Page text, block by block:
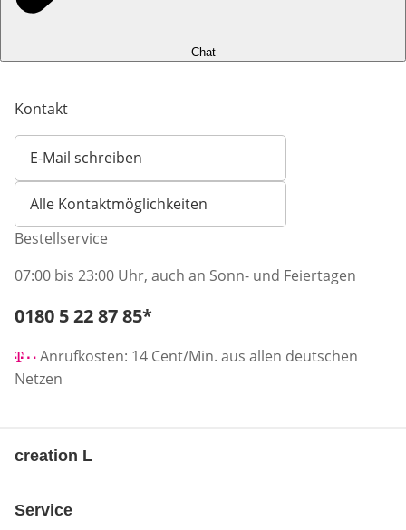
Chat
Kontakt
E-Mail schreiben
Öffnet E-Mail-Client
Alle Kontaktmöglichkeiten
Bestellservice
07:00 bis 23:00 Uhr, auch an Sonn- und Feiertagen
Telefonnummer:
0180 5 22 87 85*
Anrufkosten: 14 Cent/Min. aus allen deutschen
Netzen
creation L
Service